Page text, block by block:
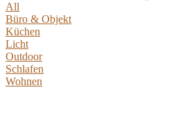
All
Büro & Objekt
Küchen
Licht
Outdoor
Schlafen
Wohnen